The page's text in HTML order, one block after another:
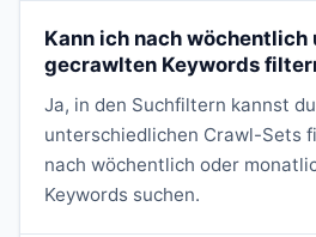
Kann ich nach wöchentlich
gecrawlten Keywords
Ja, in den Suchfiltern kannst
unterschiedlichen Crawl-Sets
nach wöchentlich oder
Keywords suchen.